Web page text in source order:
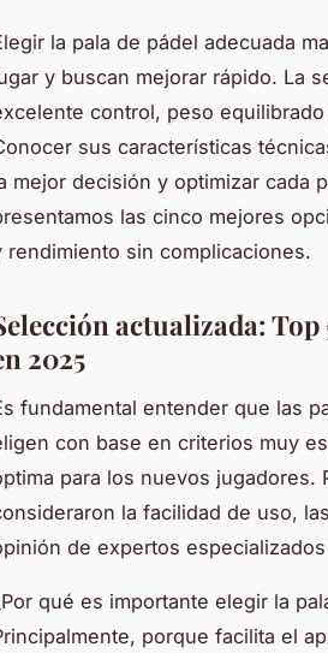
la pala de pádel adecuada
y buscan mejorar rápido. La
control, peso
sus características
mejor decisión y optimizar cada
las cinco mejores
rendimiento sin complicaciones.
actualizada:
2025
fundamental entender que las
con base en criterios muy
para los nuevos jugadores.
la facilidad de uso,
de expertos
qué es importante elegir la
porque facilita el